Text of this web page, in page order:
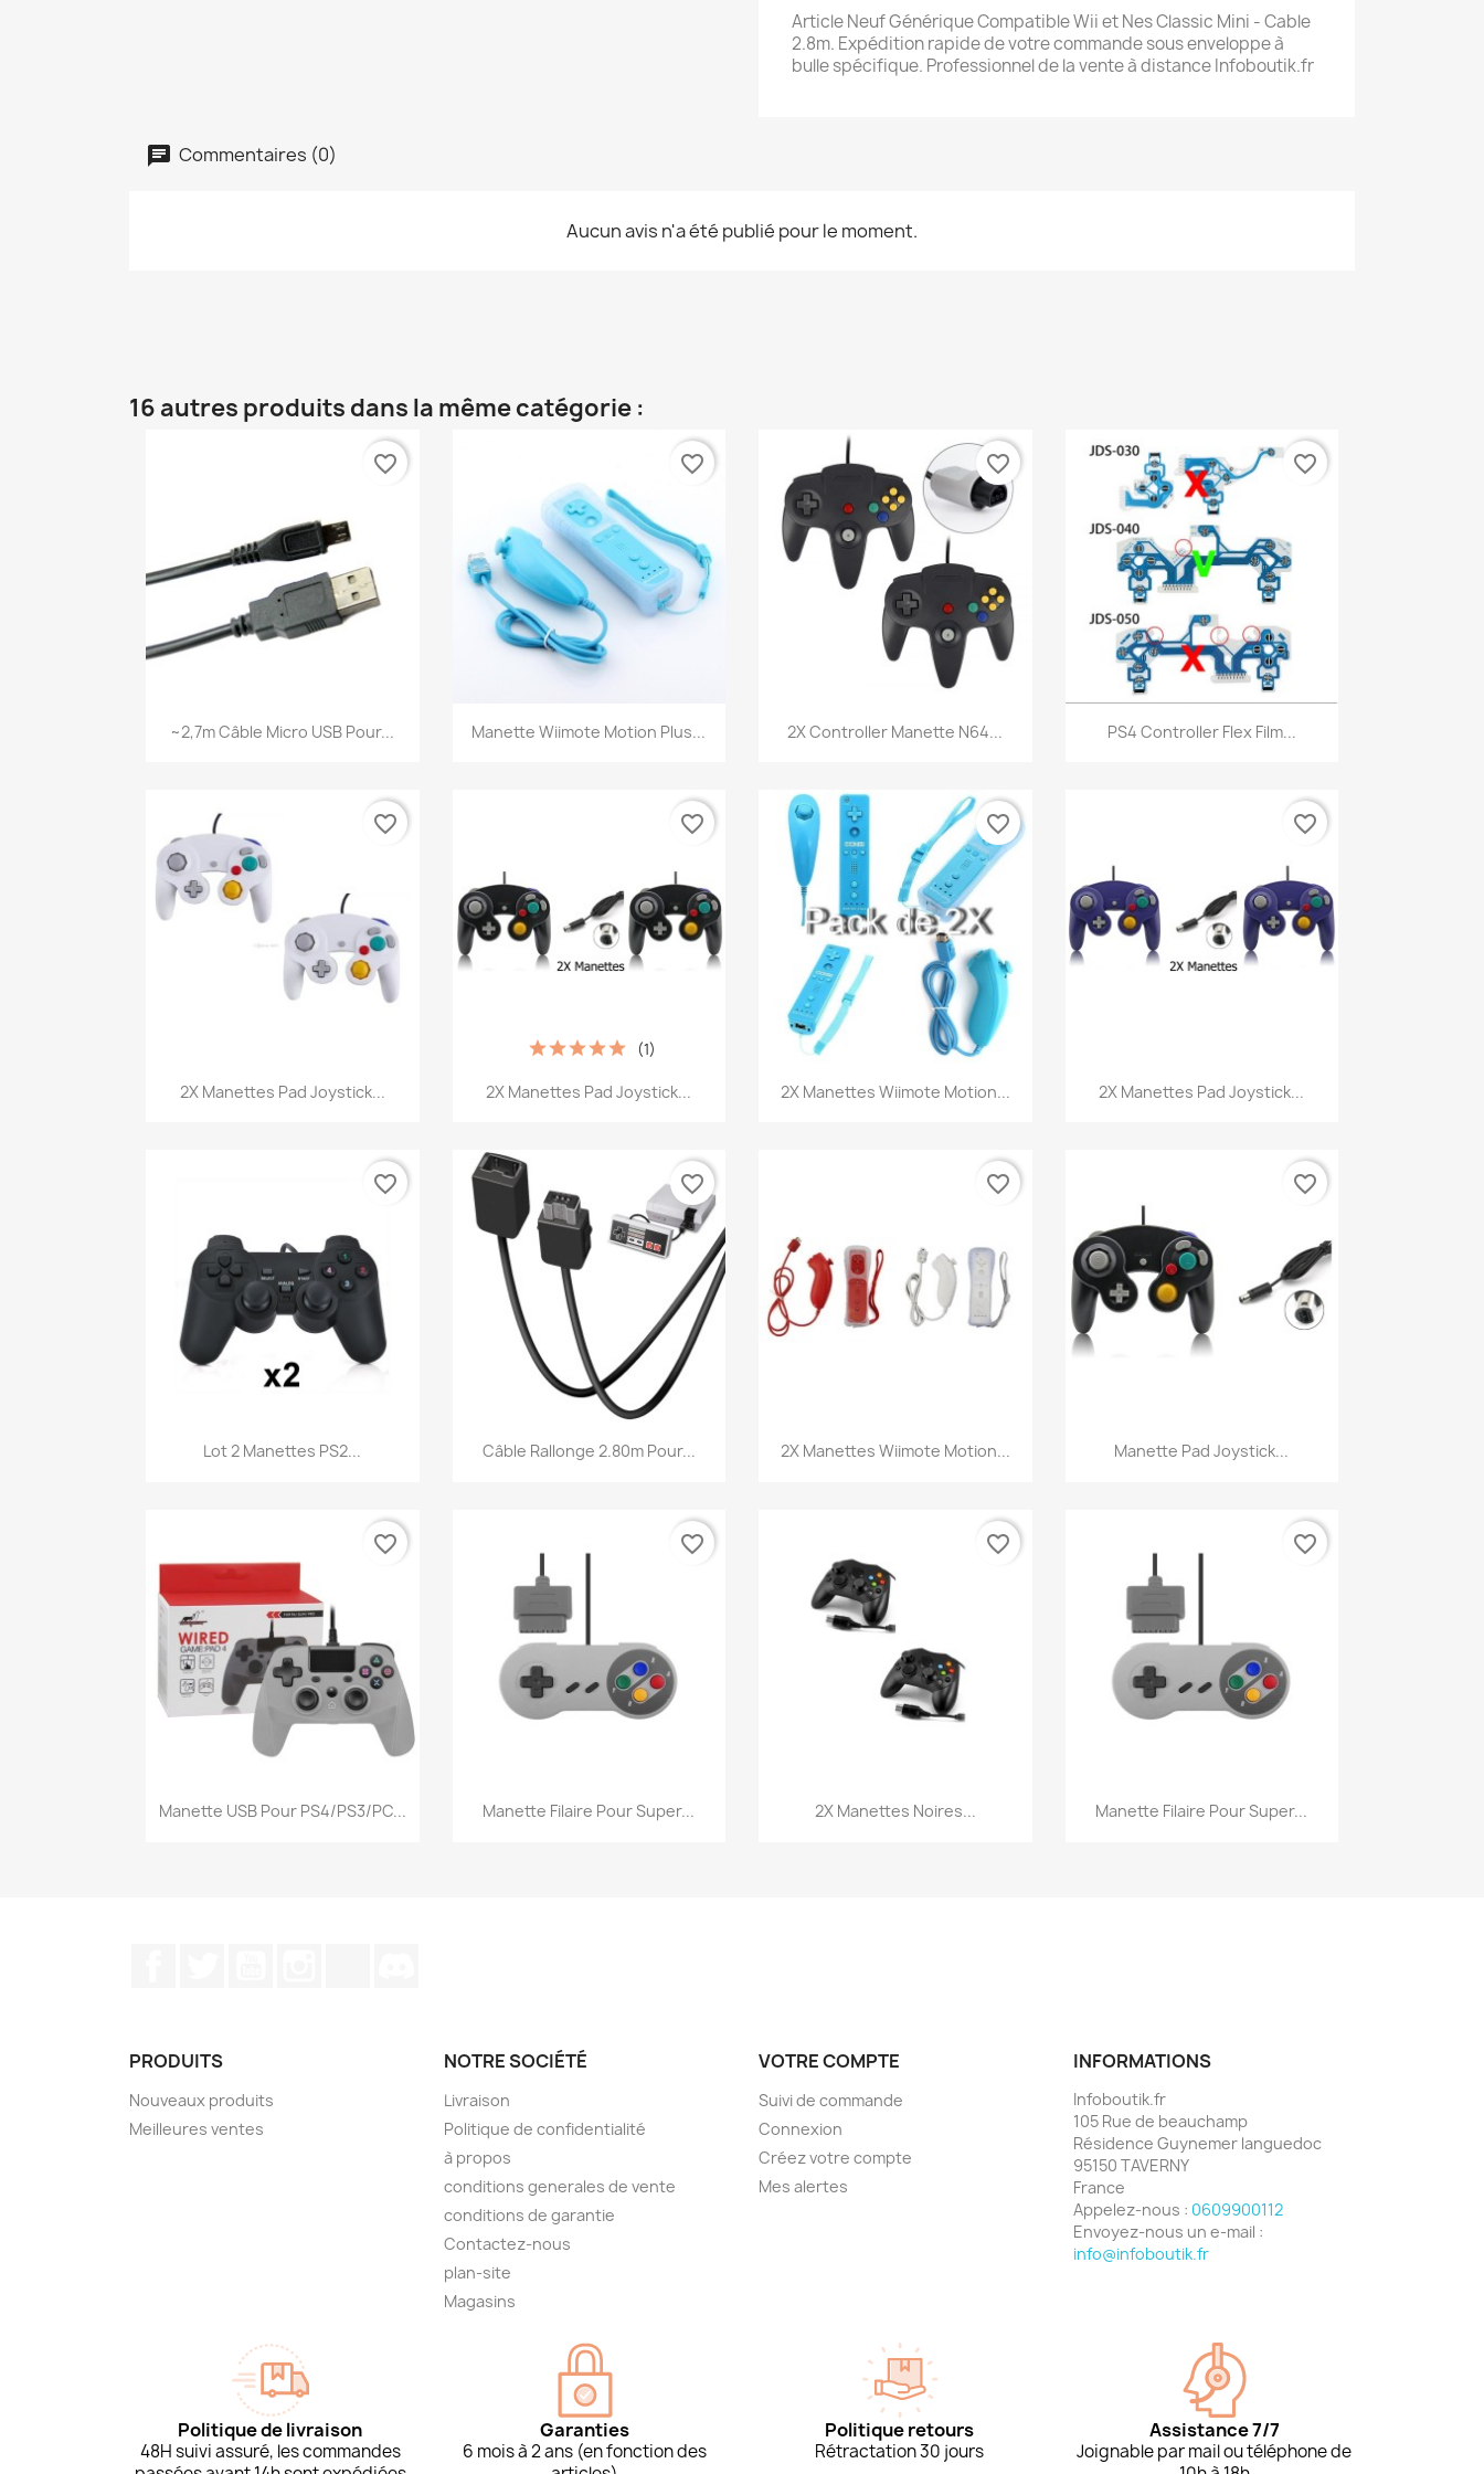
Article Neuf Générique Compatible Wii et Nes Classic Mini - Cable
2.8m. Expédition rapide de votre commande sous enveloppe à
bulle spécifique. Professionnel de la vente à distance Infoboutik.fr
Commentaires (0)
Aucun avis n'a été publié pour le moment.
16 autres produits dans la même catégorie :
Aperçu rapide
~2,7m Câble Micro USB Pour...
favorite_border
Aperçu rapide
Manette Wiimote Motion Plus...
favorite_border
Aperçu rapide
2X Controller Manette N64...
favorite_border
Aperçu rapide
PS4 Controller Flex Film...
favorite_border
Aperçu rapide
2X Manettes Pad Joystick...
favorite_border
Aperçu rapide
2X Manettes Pad Joystick...
(1)
favorite_border
Aperçu rapide
2X Manettes Wiimote Motion...
favorite_border
Aperçu rapide
2X Manettes Pad Joystick...
favorite_border
Aperçu rapide
Lot 2 Manettes PS2...
favorite_border
Aperçu rapide
Câble Rallonge 2.80m Pour...
favorite_border
Aperçu rapide
2X Manettes Wiimote Motion...
favorite_border
Aperçu rapide
Manette Pad Joystick...
favorite_border
 Aperçu rapide
Manette USB Pour PS4/PS3/PC...
favorite_border
Aperçu rapide
Manette Filaire Pour Super...
favorite_border
Aperçu rapide
2X Manettes Noires...
favorite_border
Aperçu rapide
Manette Filaire Pour Super...
favorite_border
PRODUITS
Nouveaux produits
Meilleures ventes
NOTRE SOCIÉTÉ
Livraison
Politique de confidentialité
à propos
conditions generales de vente
conditions de garantie
Contactez-nous
plan-site
Magasins
VOTRE COMPTE
Suivi de commande
Connexion
Créez votre compte
Mes alertes
INFORMATIONS
Infoboutik.fr
105 Rue de beauchamp
Résidence Guynemer languedoc
95150 TAVERNY
France
Appelez-nous : 0609900112
Envoyez-nous un e-mail :
info@infoboutik.fr
Politique de livraison
48H suivi assuré, les commandes
Garanties
6 mois à 2 ans (en fonction des
Politique retours
Rétractation 30 jours
Assistance 7/7
Joignable par mail ou téléphone de